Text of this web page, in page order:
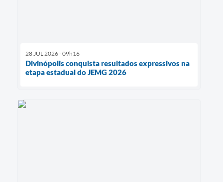
28 JUL 2026 - 09h16
Divinópolis conquista resultados expressivos na
etapa estadual do JEMG 2026